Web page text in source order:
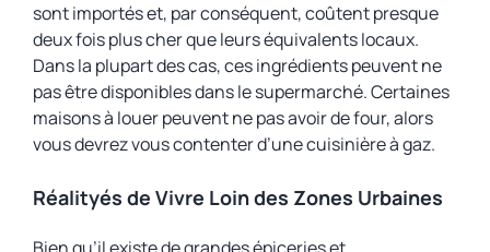
sont importés et, par conséquent, coûtent presque
deux fois plus cher que leurs équivalents locaux.
Dans la plupart des cas, ces ingrédients peuvent ne
pas être disponibles dans le supermarché. Certaines
maisons à louer peuvent ne pas avoir de four, alors
vous devrez vous contenter d’une cuisinière à gaz.
Réalityés de Vivre Loin des Zones Urbaines